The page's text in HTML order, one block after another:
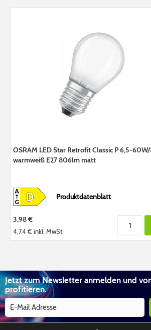
OSRAM LED Star Retrofit Classic P 6,5-
warmweiß E27 806lm matt
Produktdatenblatt
3,98 €
4,74 € inkl. MwSt
Jetzt zum Newsletter anmelden und
profitieren.